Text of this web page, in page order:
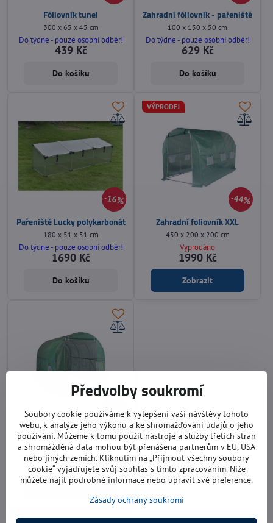
Fóliovník tunel
300 x 65 x 45 cm
Do týdne - pouze osobní odběr!
439 Kč
Do košíku
Zahradní fóliovník - pařeniště
100 x 150 x 50 cm
Do týdne - pouze osobní odběr!
629 Kč
Do košíku
16%
Pařeniště Lucky polykarbonát
180 x 51 x 51 cm
Do týdne - pouze osobní odběr!
1690 Kč
Do košíku
44%
VÝPRODEJ
Zahradní foliovník XXL
450 x 200 x 200 cm
Vyprodáno
1990 Kč
Zobrazit
Zahradní foliovník
300 x 200 x 200 cm
Do týdne - pouze osobní odběr!
3290 Kč
Do košíku
Předvolby soukromí
Soubory cookie používáme k vylepšení vaší návštěvy tohoto
webu, k analýze jeho výkonu a ke shromažďování údajů o jeho
používání. Můžeme k tomu použít nástroje a služby třetích stran
a shromážděná data mohou být přenášena partnerům v EU, USA
nebo jiných zemích. Kliknutím na „Přijmout všechny soubory
cookie“ vyjadřujete svůj souhlas s tímto zpracováním. Níže
můžete najít podrobné informace nebo upravit své preference.
Zásady ochrany soukromí